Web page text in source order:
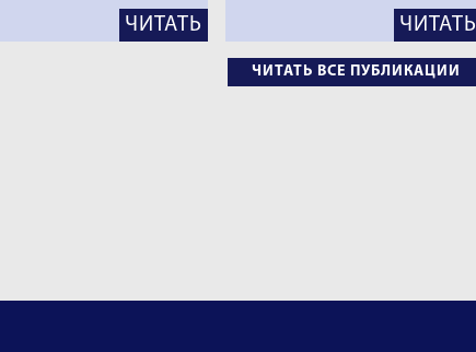
ЧИТАТЬ
ЧИТАТЬ
ЧИТАТЬ ВСЕ ПУБЛИКАЦИИ